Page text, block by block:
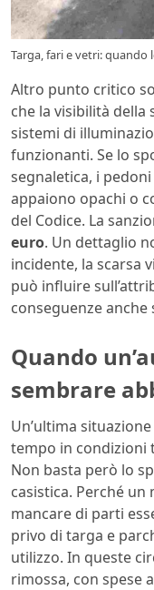
Targa, fari e vetri:
Altro punto critico
che la visibilità della
sistemi di
funzionanti. Se lo
segnaletica, i
appaiono opachi o
del Codice. La
euro. Un dettaglio
incidente, la scarsa
può influire
conseguenze
Quando
sembrare
Un’ultima
tempo in condizioni
Non basta però lo
casistica. Perché
mancare di parti
privo di targa e
utilizzo. In queste
rimossa, con spese